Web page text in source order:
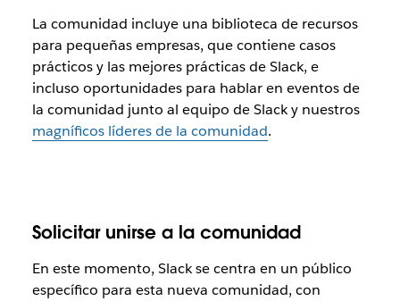
La comunidad incluye una biblioteca de recursos
para pequeñas empresas, que contiene casos
prácticos y las mejores prácticas de Slack, e
incluso oportunidades para hablar en eventos de
la comunidad junto al equipo de Slack y nuestros
magníficos líderes de la comunidad.
Solicitar unirse a la comunidad
En este momento, Slack se centra en un público
específico para esta nueva comunidad, con